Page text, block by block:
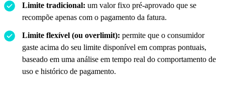
Limite tradicional: um valor fixo pré-aprovado que se
recompõe apenas com o pagamento da fatura.
Limite flexível (ou overlimit): permite que o consumidor
gaste acima do seu limite disponível em compras pontuais,
baseado em uma análise em tempo real do comportamento de
uso e histórico de pagamento.